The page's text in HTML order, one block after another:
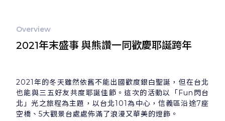
Overview
2021年末盛事 與熊讚一同歡慶耶誕跨年
2021年的冬天雖然依舊不能出國歡度銀白聖誕，但在台北
也能與三五好友共度耶誕佳節。這次的活動以「Fun閃台
北」光之旅程為主題，以台北101為中心，信義區沿途7座
空橋、5大觀景台處處佈滿了浪漫又華美的燈飾。